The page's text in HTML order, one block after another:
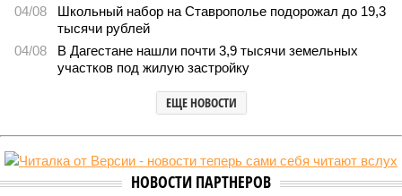
04/08
Школьный набор на Ставрополье подорожал до 19,3
тысячи рублей
04/08
В Дагестане нашли почти 3,9 тысячи земельных
участков под жилую застройку
ЕЩЕ НОВОСТИ
НОВОСТИ ПАРТНЕРОВ